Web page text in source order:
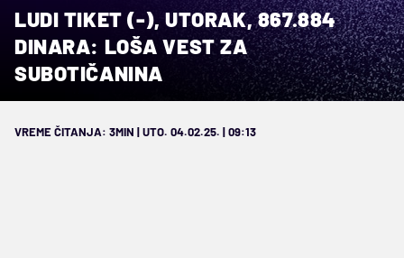
LUDI TIKET (-), UTORAK, 867.884
DINARA: LOŠA VEST ZA
SUBOTIČANINA
VREME ČITANJA: 3MIN | UTO. 04.02.25. | 09:13